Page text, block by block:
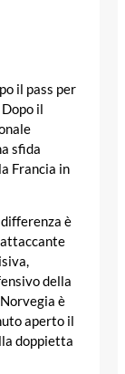
il pass per
il
sfida
Francia in
è
della
è
aperto il
doppietta